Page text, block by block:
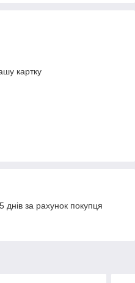
картку
за рахунок покупця